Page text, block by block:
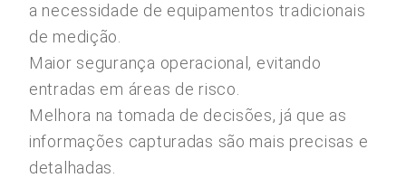
a necessidade de equipamentos tradicionais
de medição.
Maior segurança operacional, evitando
entradas em áreas de risco.
Melhora na tomada de decisões, já que as
informações capturadas são mais precisas e
detalhadas.